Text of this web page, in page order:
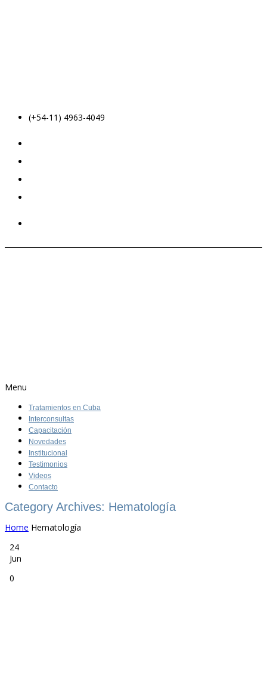
(+54-11) 4963-4049
Menu
Tratamientos en Cuba
Interconsultas
Capacitación
Novedades
Institucional
Testimonios
Videos
Contacto
Category Archives: Hematología
Home Hematología
24
Jun
0